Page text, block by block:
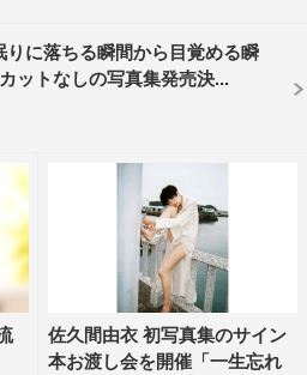
、小日向星一、笠松将、葵揚、
り込まれ、いくつかのカットは
のになっている。併せて解禁さ
らの日常をうかがい知ることが
りに落ちる瞬間から目覚める瞬
ットなしの写真集発売決...
佐久間由衣 初写真集のサイン
本お渡し会を開催「一生忘れ